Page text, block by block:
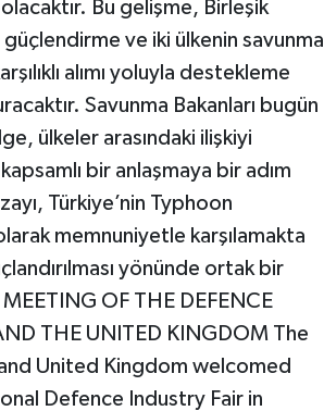
Bu gelişme, Birleşik
ve iki ülkenin savunma
alımı yoluyla destekleme
Savunma Bakanları bugün
ülkeler arasındaki ilişkiyi
bir anlaşmaya bir adım
Türkiye’nin Typhoon
memnuniyetle karşılamakta
yönünde ortak bir
OF THE DEFENCE
THE UNITED KINGDOM The
United Kingdom welcomed
Defence Industry Fair in